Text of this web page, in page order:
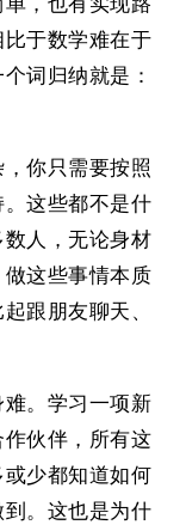
于数学难在于
词归纳就是：
你只需要按照
这些都不是什
人，无论身材
这些事情本质
跟朋友聊天、
。学习一项新
伙伴，所有这
少都知道如何
。这也是为什